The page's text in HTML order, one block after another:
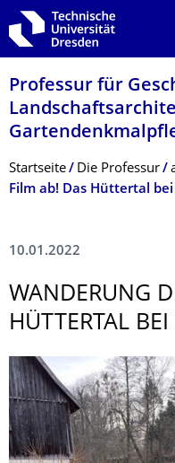
Zur Hauptnavigation
Zur Suche springen
Zum Inhalt springen
Professur für
Breadcrumb-Menü
Startseite Die Professur
Film ab! Das Hüttertal bei
10.01.2022
WANDERUNG
HÜTTERTAL BEI